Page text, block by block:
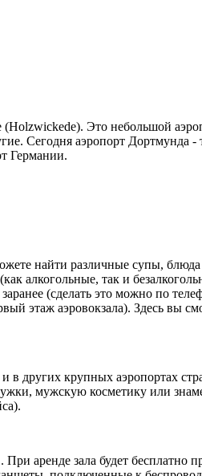
Это небольшой
Сегодня аэропорт Дортмунда -
Германии.
найти различные супы,
алкогольные, так и
(сделать это можно по
этаж аэровокзала). Здесь вы
в других крупных аэропортах
мужскую косметику или
аренде зала будет бесплатно